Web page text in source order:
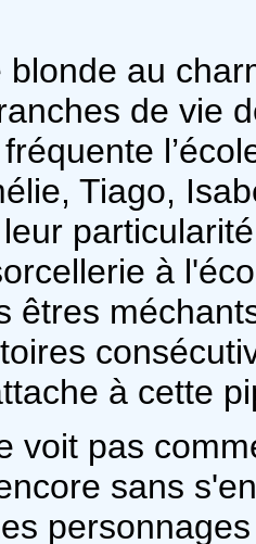
blonde au
de vie
Tiago,
à
êtres
à cette
voit pas
sans